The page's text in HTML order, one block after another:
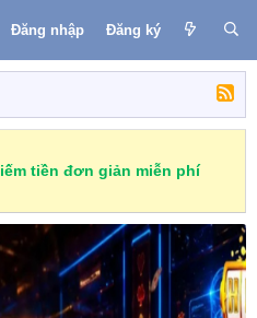
Đăng nhập Đăng ký
tiền đơn giản miễn phí